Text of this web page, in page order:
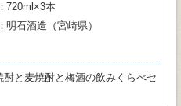
720ml×3本
明石酒造（宮崎県）
と麦焼酎と梅酒の飲みくらべセ